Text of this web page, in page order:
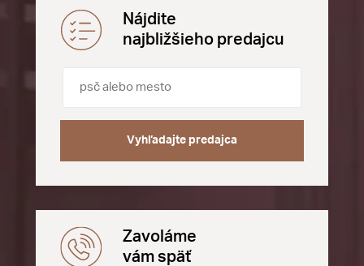
Nájdite
najbližšieho predajcu
Vyhľadajte predajca
Zavoláme
vám späť